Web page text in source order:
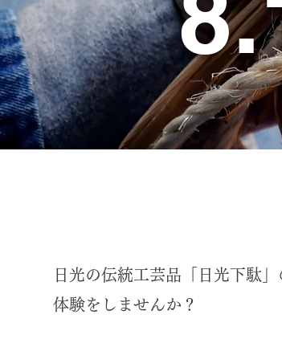
日光の伝統工芸品「日光下駄
体験をしませんか？